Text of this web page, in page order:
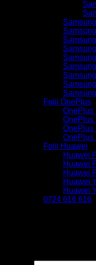
Folii OnePlus
OnePlus
OnePlus
OnePlus
OnePlus
Folii Huawei
Huawei
Huawei
Huawei
Huawei
Huawei
0724 616 616